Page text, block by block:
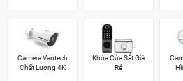
Camera Vantech
Chất Lượng 4K
Khóa Cửa Sắt Giá
Rẻ